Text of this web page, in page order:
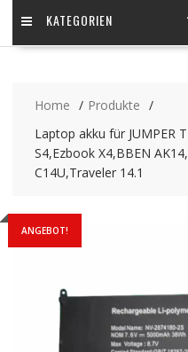
KATEGORIEN
Home
Produkte
Laptop akku für JUMPER
S4,Ezbook X4,BBEN
C14U,Traveler 14.1
ANGEBOT!